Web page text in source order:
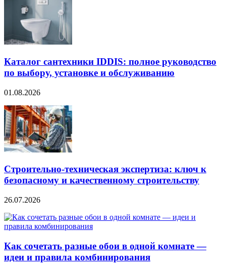
Каталог сантехники IDDIS: полное руководство
по выбору, установке и обслуживанию
01.08.2026
Строительно‑техническая экспертиза: ключ к
безопасному и качественному строительству
26.07.2026
Как сочетать разные обои в одной комнате —
идеи и правила комбинирования